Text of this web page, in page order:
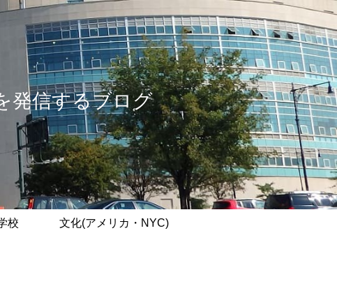
発信するブログ
校 文化(アメリカ・NYC)